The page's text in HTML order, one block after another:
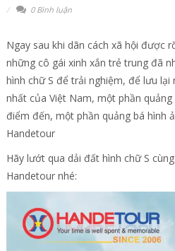
0 Bình luận
Ngay sau khi dãn cách xã hội được
những cô gái xinh xắn trẻ trung đã
hình chữ S để trải nghiệm, để lưu
nhất của Việt Nam, một phần
điểm đến, một phần quảng bá hình
Handetour
Hãy lướt qua dải đất hình chữ S
Handetour nhé: